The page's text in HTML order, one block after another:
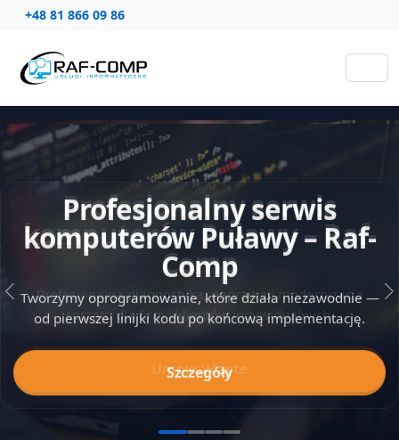
+48 81 866 09 86
Profesjonalny serwis
komputerów Puławy – Raf-
Comp
Tworzymy oprogramowanie, które działa niezawodnie —
od pierwszej linijki kodu po końcową implementację.
Szczegóły
Poprzedni slajd